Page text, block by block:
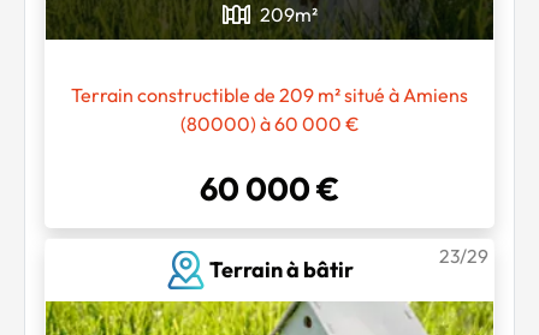
209m²
Terrain constructible de 209 m² situé à Amiens
(80000) à 60 000 €
60 000 €
Terrain à bâtir
23/29